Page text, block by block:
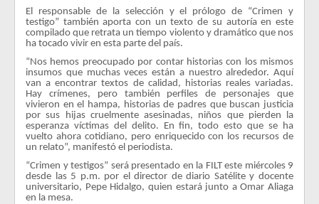
El responsable de la selección y el prólogo de “Crimen y
testigo” también aporta con un texto de su autoría en este
compilado que retrata un tiempo violento y dramático que nos
ha tocado vivir en esta parte del país.
“Nos hemos preocupado por contar historias con los mismos
insumos que muchas veces están a nuestro alrededor. Aquí
van a encontrar textos de calidad, historias reales variadas.
Hay crímenes, pero también perfiles de personajes que
vivieron en el hampa, historias de padres que buscan justicia
por sus hijas cruelmente asesinadas, niños que pierden la
esperanza víctimas del delito. En fin, todo esto que se ha
vuelto ahora cotidiano, pero enriquecido con los recursos de
un relato”, manifestó el periodista.
“Crimen y testigos” será presentado en la FILT este miércoles 9
desde las 5 p.m. por el director de diario Satélite y docente
universitario, Pepe Hidalgo, quien estará junto a Omar Aliaga
en la mesa.